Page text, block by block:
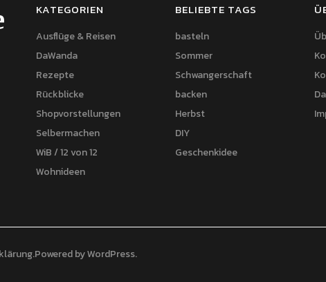
KATEGORIEN
Ausflüge & Reisen
DaWanda
Rezepte
Rückblicke
Shopvorstellungen
Selbermachen
WiB / 12 von 12
Wohnideen
BELIEBTE TAGS
basteln
Sommer
Schwangerschaft
backen
Herbst
DIY
Geschenkidee
Powered byWordPress